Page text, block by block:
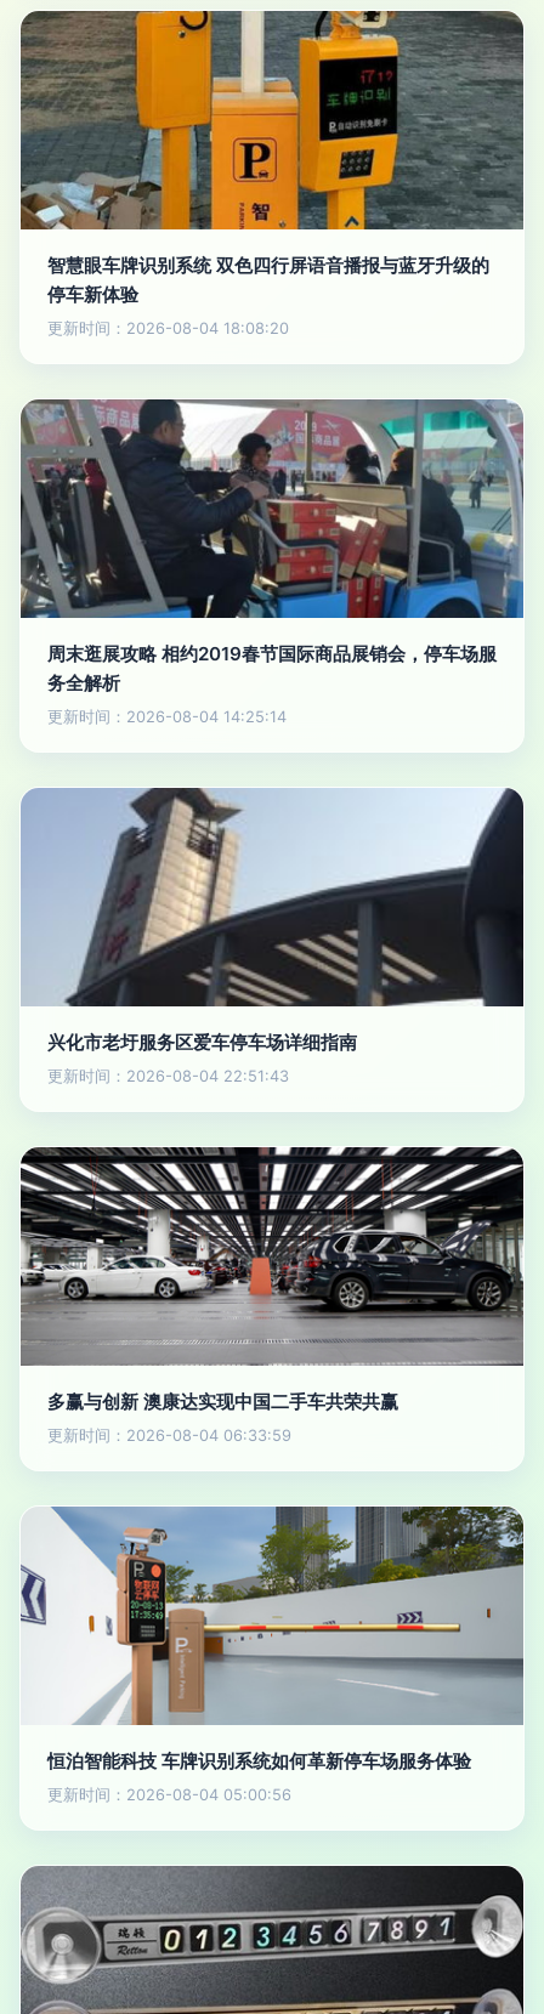
智慧眼车牌识别系统 双色四行屏语音播报与蓝牙升级的
停车新体验
更新时间：2026-08-04 18:08:20
周末逛展攻略 相约2019春节国际商品展销会，停车场服
务全解析
更新时间：2026-08-04 14:25:14
兴化市老圩服务区爱车停车场详细指南
更新时间：2026-08-04 22:51:43
多赢与创新 澳康达实现中国二手车共荣共赢
更新时间：2026-08-04 06:33:59
恒泊智能科技 车牌识别系统如何革新停车场服务体验
更新时间：2026-08-04 05:00:56